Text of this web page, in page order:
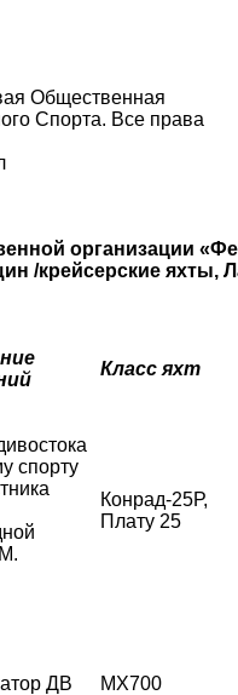
Общественная
Спорта. Все права
организации
/крейсерские яхты,
Класс яхт
спорту
Конрад-25Р,
Плату 25
ДВ MX700